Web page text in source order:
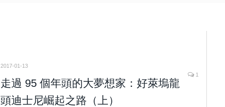
2017-01-13
1
走過 95 個年頭的大夢想家：好萊塢龍
頭迪士尼崛起之路（上）